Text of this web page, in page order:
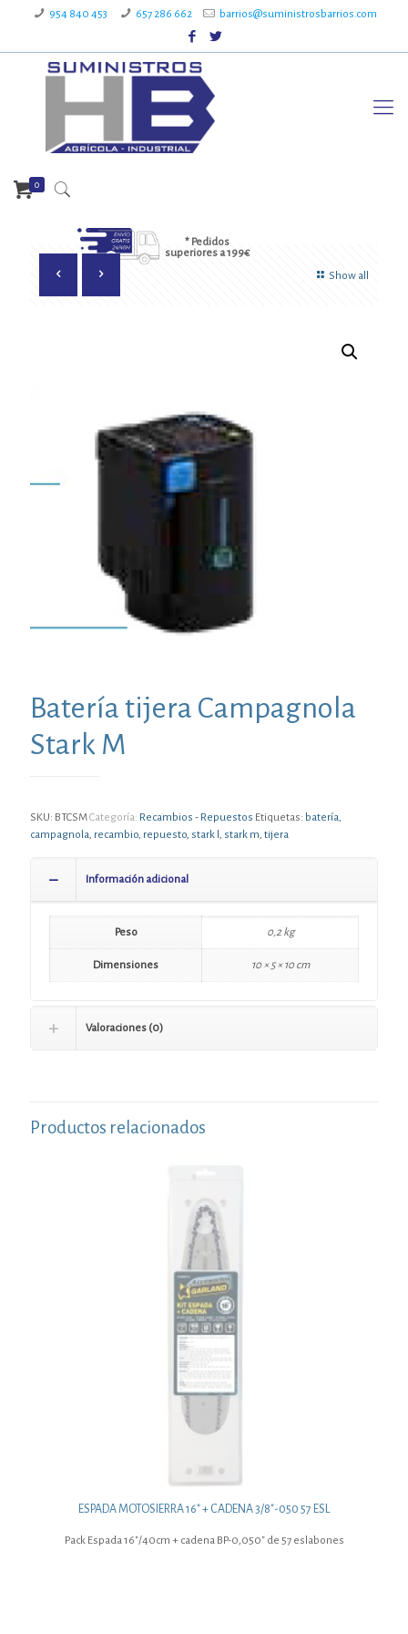
954 840 453 657 286 662 barrios@suministrosbarrios.com
* Pedidos
superiores a 199€
0
Show all
Batería tijera Campagnola
Stark M
SKU: BTCSMCategoría: Recambios - Repuestos Etiquetas: batería,
campagnola, recambio, repuesto, stark l , stark m, tijera
Información adicional
Peso 0,2 kg
Dimensiones 10 × 5 × 10 cm
Valoraciones (0)
Productos relacionados
ESPADA MOTOSIERRA 16″ + CADENA 3/8″-050 57 ESL
Pack Espada 16″/40cm + cadena BP-0,050″ de 57 eslabones